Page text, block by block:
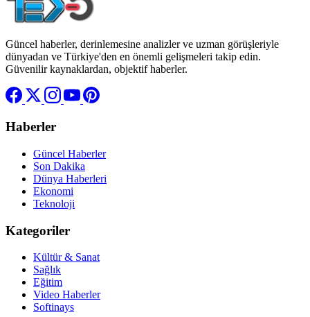
Güncel haberler, derinlemesine analizler ve uzman görüşleriyle
dünyadan ve Türkiye'den en önemli gelişmeleri takip edin.
Güvenilir kaynaklardan, objektif haberler.
Haberler
Güncel Haberler
Son Dakika
Dünya Haberleri
Ekonomi
Teknoloji
Kategoriler
Kültür & Sanat
Sağlık
Eğitim
Video Haberler
Softinays